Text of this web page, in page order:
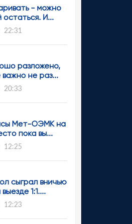
- можно
И...
22:31
разложено,
не раз...
20:33
Мет-ОЭМК на
пока вы...
12:25
сыграл вничью
1:1....
12:23